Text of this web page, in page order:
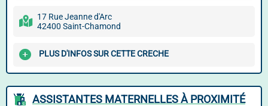
17 Rue Jeanne d'Arc
42400 Saint-Chamond
PLUS D'INFOS SUR CETTE CRECHE
ASSISTANTES MATERNELLES À PROXIMITÉ